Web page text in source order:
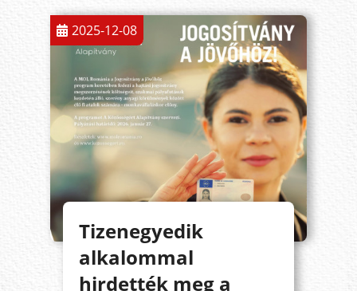
2025-12-08
Tizenegyedik
alkalommal
hirdették meg a